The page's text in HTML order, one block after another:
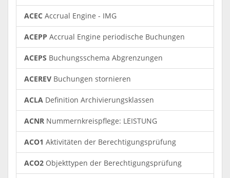
ACEC Accrual Engine - IMG
ACEPP Accrual Engine periodische Buchungen
ACEPS Buchungsschema Abgrenzungen
ACEREV Buchungen stornieren
ACLA Definition Archivierungsklassen
ACNR Nummernkreispflege: LEISTUNG
ACO1 Aktivitäten der Berechtigungsprüfung
ACO2 Objekttypen der Berechtigungsprüfung